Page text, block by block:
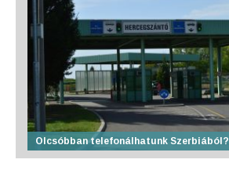
Olcsóbban telefonálhatunk Szerbiából?